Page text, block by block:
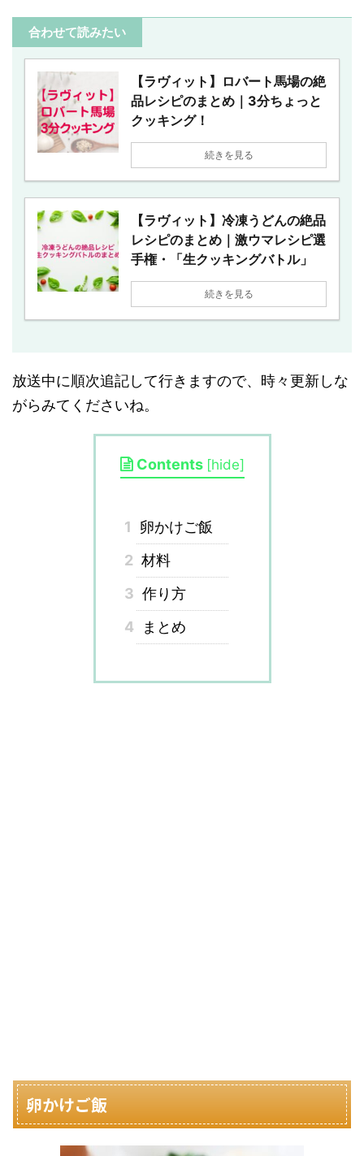
合わせて読みたい
【ラヴィット】ロバート馬場の絶
品レシピのまとめ｜3分ちょっと
クッキング！
続きを見る
【ラヴィット】冷凍うどんの絶品
レシピのまとめ｜激ウマレシピ選
手権・「生クッキングバトル」
続きを見る
放送中に順次追記して行きますので、時々更新しな
がらみてくださいね。
Contents [hide]
1
卵かけご飯
2 材料
3 作り方
4
まとめ
卵かけご飯